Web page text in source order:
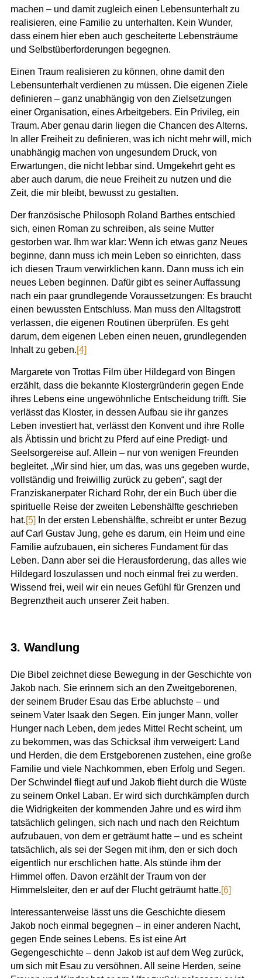
machen – und damit zugleich einen Lebensunterhalt zu
realisieren, eine Familie zu unterhalten. Kein Wunder,
dass einem hier eben auch gescheiterte Lebensträume
und Selbstüberforderungen begegnen.
Einen Traum realisieren zu können, ohne damit den
Lebensunterhalt verdienen zu müssen. Die eigenen Ziele
definieren – ganz unabhängig von den Zielsetzungen
einer Organisation, eines Arbeitgebers. Ein Privileg, ein
Traum. Aber genau darin liegen die Chancen des Alterns.
In aller Freiheit zu definieren, was ich nicht mehr will, mich
unabhängig machen von ungesundem Druck, von
Erwartungen, die nicht lebbar sind. Umgekehrt geht es
aber auch darum, die neue Freiheit zu nutzen und die
Zeit, die mir bleibt, bewusst zu gestalten.
Der französische Philosoph Roland Barthes entschied
sich, einen Roman zu schreiben, als seine Mutter
gestorben war. Ihm war klar: Wenn ich etwas ganz Neues
beginne, dann muss ich mein Leben so einrichten, dass
ich diesen Traum verwirklichen kann. Dann muss ich ein
neues Leben beginnen. Dafür gibt es seiner Auffassung
nach ein paar grundlegende Voraussetzungen: Es braucht
einen bewussten Entschluss. Man muss den Alltagstrott
verlassen, die eigenen Routinen überprüfen. Es geht
darum, dem eigenen Leben einen neuen, grundlegenden
Inhalt zu geben.[4]
Margarete von Trottas Film über Hildegard von Bingen
erzählt, dass die bekannte Klostergründerin gegen Ende
ihres Lebens eine ungewöhnliche Entscheidung trifft. Sie
verlässt das Kloster, in dessen Aufbau sie ihr ganzes
Leben investiert hat, verlässt den Konvent und ihre Rolle
als Äbtissin und bricht zu Pferd auf eine Predigt- und
Seelsorgereise auf. Allein – nur von wenigen Freunden
begleitet. „Wir sind hier, um das, was uns gegeben wurde,
vollständig und freiwillig zurück zu geben“, sagt der
Franziskanerpater Richard Rohr, der ein Buch über die
spirituelle Reise der zweiten Lebenshälfte geschrieben
hat.[5]
In der ersten Lebenshälfte, schreibt er unter Bezug
auf Carl Gustav Jung, gehe es darum, ein Heim und eine
Familie aufzubauen, ein sicheres Fundament für das
Leben. Dann aber sei die Herausforderung, das alles wie
Hildegard loszulassen und noch einmal frei zu werden.
Wissend frei, weil wir ein neues Gefühl für Grenzen und
Begrenztheit auch unserer Zeit haben.
3. Wandlung
Die Bibel zeichnet diese Bewegung in der Geschichte von
Jakob nach. Sie erinnern sich an den Zweitgeborenen,
der seinem Bruder Esau das Erbe abluchste – und
seinem Vater Isaak den Segen. Ein junger Mann, voller
Hunger nach Leben, dem jedes Mittel Recht scheint, um
zu bekommen, was das Schicksal ihm verweigert: Land
und Herden, die dem Erstgeborenen zustehen, eine große
Familie und viele Nachkommen, eben Erfolg und Segen.
Der Schwindel fliegt auf und Jakob flieht durch die Wüste
zu seinem Onkel Laban. Er wird sich durchkämpfen durch
die Widrigkeiten der kommenden Jahre und es wird ihm
tatsächlich gelingen, sich nach und nach den Reichtum
aufzubauen, von dem er geträumt hatte – und es scheint
tatsächlich, als sei der Segen mit ihm, den er sich doch
eigentlich nur erschlichen hatte. Als stünde ihm der
Himmel offen. Davon erzählt der Traum von der
Himmelsleiter, den er auf der Flucht geträumt hatte.[6]
Interessanterweise lässt uns die Geschichte diesem
Jakob noch einmal begegnen – in einer anderen Nacht,
gegen Ende seines Lebens. Es ist eine Art
Gegengeschichte – denn Jakob ist auf dem Weg zurück,
um sich mit Esau zu versöhnen. All seine Herden, seine